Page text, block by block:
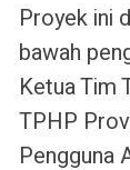
Proyek ini
bawah
Ketua Tim
TPHP
Pengguna